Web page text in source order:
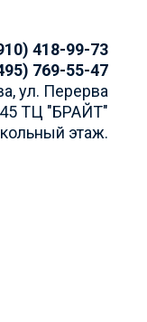
418-99-73
769-55-47
ул. Перерва
ТЦ "БРАЙТ"
этаж.